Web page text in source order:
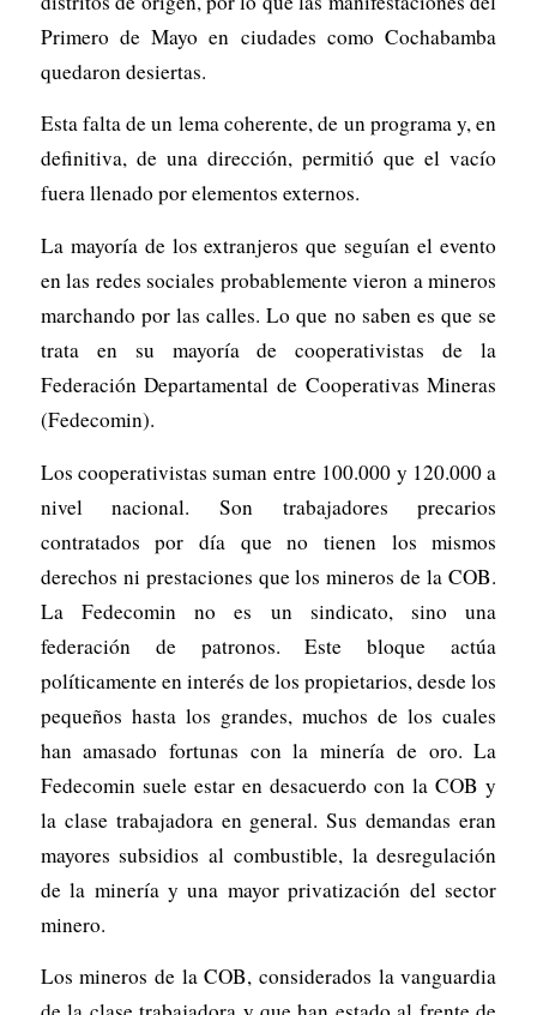
Primero de Mayo en ciudades como Cochabamba
quedaron desiertas.
Esta falta de un lema coherente, de un programa y, en
definitiva, de una dirección, permitió que el vacío
fuera llenado por elementos externos.
La mayoría de los extranjeros que seguían el evento
en las redes sociales probablemente vieron a mineros
marchando por las calles. Lo que no saben es que se
trata en su mayoría de cooperativistas de la
Federación Departamental de Cooperativas Mineras
(Fedecomin).
Los cooperativistas suman entre 100.000 y 120.000 a
nivel nacional. Son trabajadores precarios
contratados por día que no tienen los mismos
derechos ni prestaciones que los mineros de la COB.
La Fedecomin no es un sindicato, sino una
federación de patronos. Este bloque actúa
políticamente en interés de los propietarios, desde los
pequeños hasta los grandes, muchos de los cuales
han amasado fortunas con la minería de oro. La
Fedecomin suele estar en desacuerdo con la COB y
la clase trabajadora en general. Sus demandas eran
mayores subsidios al combustible, la desregulación
de la minería y una mayor privatización del sector
minero.
Los mineros de la COB, considerados la vanguardia